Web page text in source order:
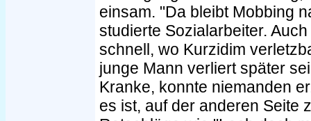
einsam. "Da bleibt Mobbing
studierte Sozialarbeiter.
schnell, wo Kurzidim
junge Mann verliert später
Kranke, konnte niemanden
es ist, auf der anderen Seite